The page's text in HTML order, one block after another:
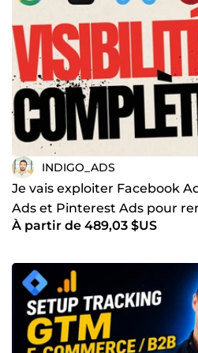
INDIGO_ADS
Je vais exploiter Facebook
Ads et Pinterest Ads pour
À partir de 489,03 $US